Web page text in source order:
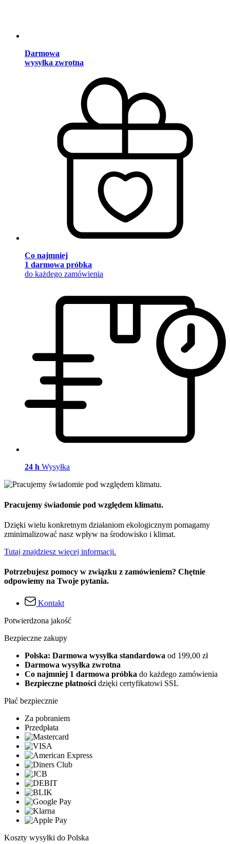
Darmowa
wysyłka zwrotna
Co najmniej
1 darmowa próbka
do każdego zamówienia
24 h Wysyłka
Pracujemy świadomie pod względem klimatu.
Dzięki wielu konkretnym działaniom ekologicznym pomagamy
zminimalizować nasz wpływ na środowisko i klimat.
Tutaj znajdziesz więcej informacji.
Potrzebujesz pomocy w związku z zamówieniem? Chętnie
odpowiemy na Twoje pytania.
Kontakt
Potwierdzona jakość
Bezpieczne zakupy
Polska: Darmowa wysyłka standardowa od 199,00 zł
Darmowa wysyłka zwrotna
Co najmniej 1 darmowa próbka do każdego zamówienia
Bezpieczne płatnościdzięki certyfikatowi SSL
Płać bezpiecznie
Za pobraniem
Przedpłata
Koszty wysyłki do Polska